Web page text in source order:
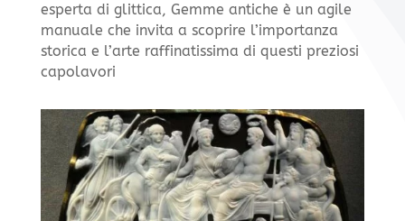
esperta di glittica, Gemme antiche è un agile
manuale che invita a scoprire l’importanza
storica e l’arte raffinatissima di questi preziosi
capolavori